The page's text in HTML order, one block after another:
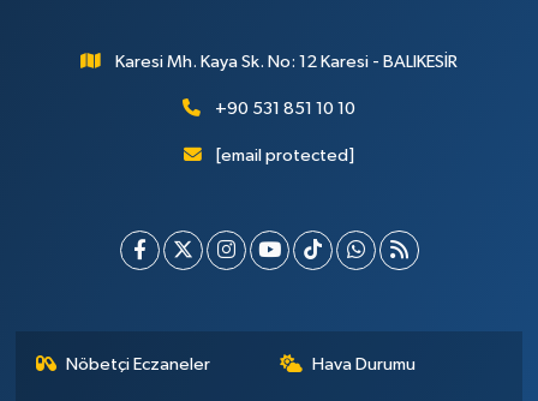
Karesi Mh. Kaya Sk. No: 12 Karesi - BALIKESİR
+90 531 851 10 10
[email protected]
Nöbetçi Eczaneler Hava Durumu